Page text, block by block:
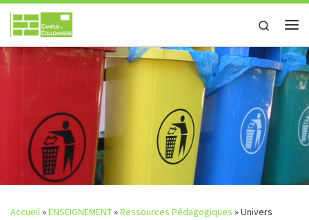
Passer au contenu Search
Accueil»ENSEIGNEMENT»Ressources Pédagogiques »Univers